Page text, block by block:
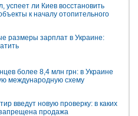
успеет ли Киев восстановить
к началу отопительного
размеры зарплат в Украине:
более 8,4 млн грн: в Украине
международную схему
введут новую проверку: в каких
продажа